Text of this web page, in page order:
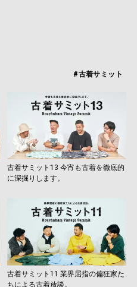
#古着サミット
古着サミット13 今宵も古着を徹底的
に深掘りします。
古着サミット11 業界屈指の偏狂家た
ちによる古着放談。